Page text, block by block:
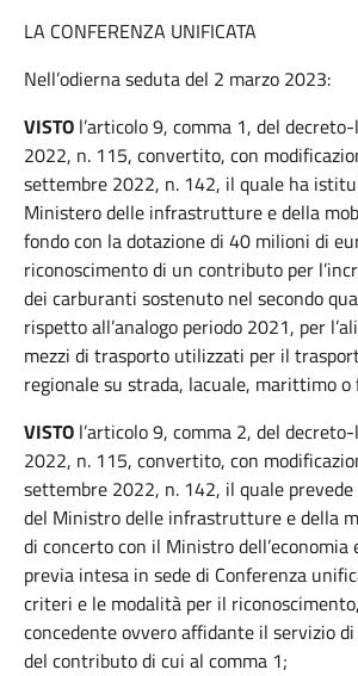
LA CONFERENZA UNIFICATA
Nell’odierna seduta del 2 marzo 2023:
VISTO l’articolo 9, comma 1, del
2022, n. 115, convertito, con
settembre 2022, n. 142, il quale ha
Ministero delle infrastrutture e della
fondo con la dotazione di 40 milioni di
riconoscimento di un contributo per
dei carburanti sostenuto nel secondo
rispetto all’analogo periodo 2021, per
mezzi di trasporto utilizzati per il
regionale su strada, lacuale, marittimo
VISTO l’articolo 9, comma 2, del
2022, n. 115, convertito, con
settembre 2022, n. 142, il quale
del Ministro delle infrastrutture e della
di concerto con il Ministro dell’economia
previa intesa in sede di Conferenza
criteri e le modalità per il
concedente ovvero affidante il servizio
del contributo di cui al comma 1;